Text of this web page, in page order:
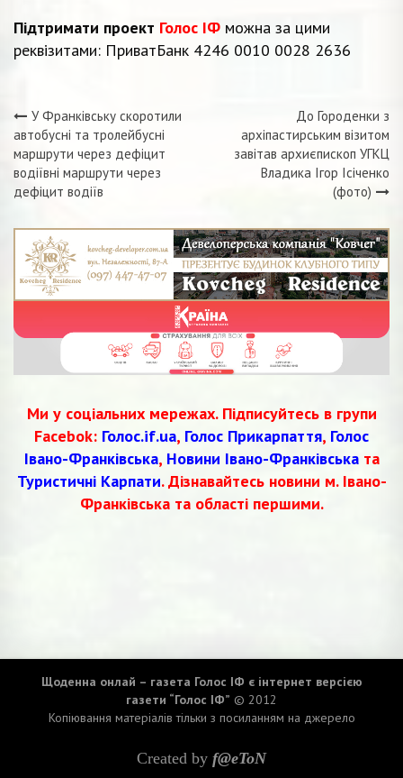
Підтримати проект Голос ІФ можна за цими
реквізитами: ПриватБанк 4246 0010 0028 2636
Навігація
записів
У Франківську скоротили
автобусні та тролейбусні
маршрути через дефіцит
водіївні маршрути через
дефіцит водіїв
До Городенки з
архіпастирським візитом
завітав архиєпископ УГКЦ
Владика Ігор Ісіченко
(фото)
Ми у соціальних мережах. Підписуйтесь в групи
Facebok: Голос.if.ua, Голос Прикарпаття, Голос
Івано-Франківська, Новини Івано-Франківськата
Туристичні Карпати. Дізнавайтесь новини м. Івано-
Франківська та області першими.
Щоденна онлай – газета Голос ІФ є інтернет версією
газети “Голос ІФ” © 2012
Копіювання матеріалів тільки з посиланням на джерело
Created by f@eToN